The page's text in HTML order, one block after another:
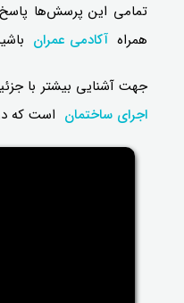
تمامی این پرسش‌ها پاسخ
همراه آکادمی عمران
جهت آشنایی بیشتر با
اجرای ساختمان است که